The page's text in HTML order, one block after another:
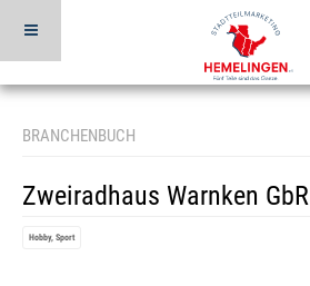
BRANCHENBUCH
Zweiradhaus Warnken GbR
Hobby, Sport